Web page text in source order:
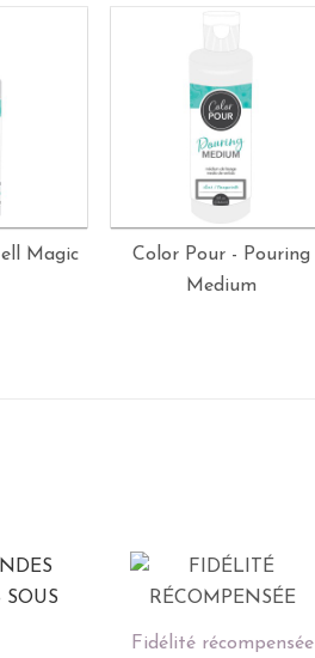
Magic
Color Pour - Pouring
Medium
Fidélité récompensée